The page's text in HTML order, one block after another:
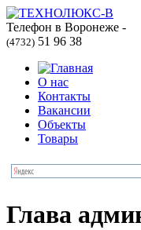
Телефон в Воронеже -
(4732) 51 96 38
О нас
Контакты
Вакансии
Объекты
Товары
Глава